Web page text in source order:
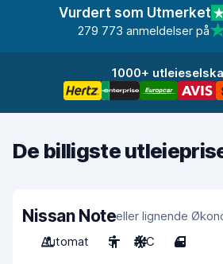
Vurdert som Utmerket
279 773 anmeldelser på
1000+
De billigste
Nissan Noteeller lignende
Automat
5 A/C 4